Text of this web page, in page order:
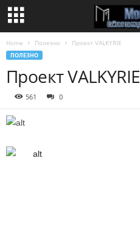
Home Полезно Проект VALKYRIE
ПОЛЕЗНО
Проект VALKYRIE
561 0